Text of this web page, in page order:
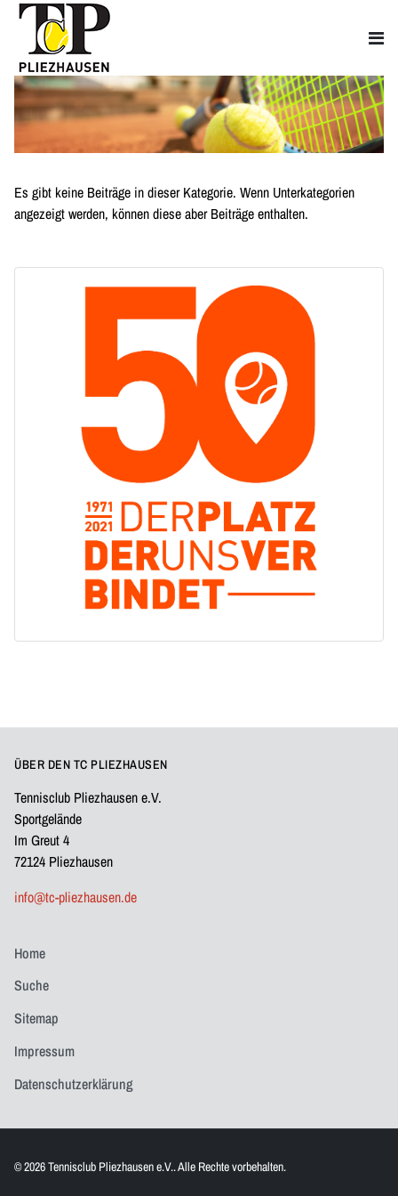
Es gibt keine Beiträge in dieser Kategorie. Wenn Unterkategorien
angezeigt werden, können diese aber Beiträge enthalten.
ÜBER DEN TC PLIEZHAUSEN
Tennisclub Pliezhausen e.V.
Sportgelände
Im Greut 4
72124 Pliezhausen
info@tc-pliezhausen.de
Home
Suche
Sitemap
Impressum
Datenschutzerklärung
© 2026 Tennisclub Pliezhausen e.V.. Alle Rechte vorbehalten.